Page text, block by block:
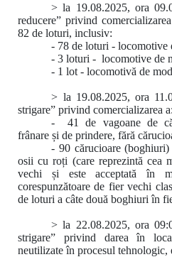
> la 19.08.2025, ora
reducere” privind
82 de loturi, inclusiv:
- 78 de loturi -
- 3 loturi - locomotive de
- 1 lot - locomotivă de
> la 19.08.2025, ora
strigare” privind comercializarea a:
- 41 de vagoane de
frânare și de prindere, fără
- 90 cărucioare
osii cu roți (care reprezintă cea
vechi și este acceptată în
corespunzătoare de fier vechi
de loturi a câte două boghiuri în
> la 22.08.2025, ora
strigare” privind darea în
neutilizate în procesul tehnologic,